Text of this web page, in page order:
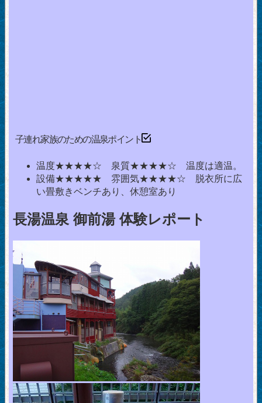
子連れ家族のための温泉ポイント
温度★★★★☆ 泉質★★★★☆ 温度は適温。
設備★★★★★ 雰囲気★★★★☆ 脱衣所に広
い畳敷きベンチあり、休憩室あり
長湯温泉 御前湯 体験レポート